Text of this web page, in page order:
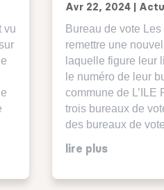
vu
Avr 22, 2024|
Bureau de vote
remettre une
laquelle figure leur
le numéro de leur
commune de L’ILE
trois bureaux de
des bureaux de
lire plus